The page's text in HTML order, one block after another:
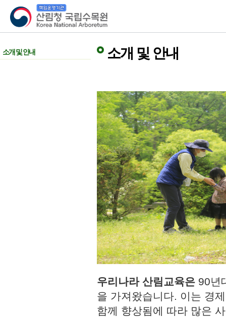
산림청 국립수목원
소개 및 안내 소개 및 안내
우리나라 산림교육은 90년
을 가져왔습니다. 이는 경
함께 향상됨에 따라 많은